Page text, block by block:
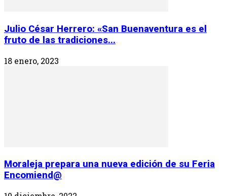
Julio César Herrero: «San Buenaventura es el
fruto de las tradiciones...
18 enero, 2023
Moraleja prepara una nueva edición de su Feria
Encomiend@